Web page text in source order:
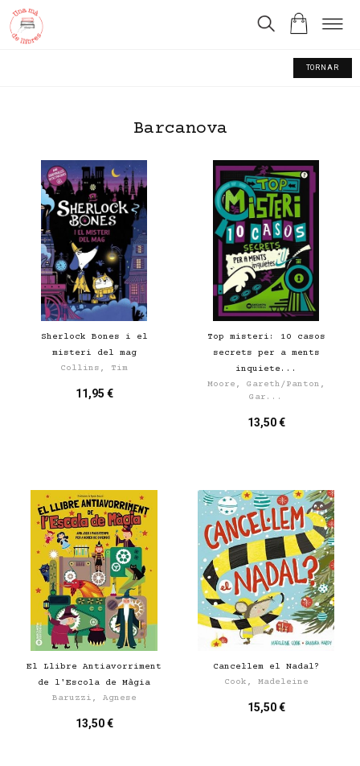
TORNAR
Barcanova
Sherlock Bones i el
misteri del mag
Collins, Tim
11,95 €
Top misteri: 10 casos
secrets per a ments
inquiete...
Moore, Gareth/Panton,
Gar...
13,50 €
El Llibre Antiavorriment
de l'Escola de Màgia
Baruzzi, Agnese
13,50 €
Cancel·lem el Nadal?
Cook, Madeleine
15,50 €